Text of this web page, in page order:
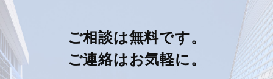
ナ
ビ
ゲ
ご相談は無料です。
ご連絡はお気軽に。